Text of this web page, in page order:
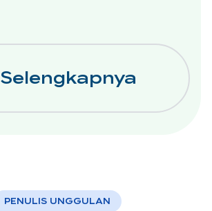
Selengkapnya
PENULIS UNGGULAN